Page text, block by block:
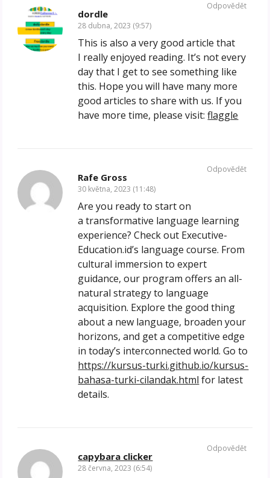
dordle
28 dubna, 2023 (9:57)
This is also a very good article that
I really enjoyed reading. It’s not every
day that I get to see something like
this. Hope you will have many more
good articles to share with us. If you
have more time, please visit:flaggle
Odpovědět
Rafe Gross
30 května, 2023 (11:48)
Are you ready to start on
a transformative language learning
experience? Check out Executive-
Education.id’s language course. From
cultural immersion to expert
guidance, our program offers an all-
natural strategy to language
acquisition. Explore the good thing
about a new language, broaden your
horizons, and get a competitive edge
in today’s interconnected world. Go to
https://kursus-turki.github.io/kursus-
bahasa-turki-cilandak.html for latest
details.
Odpovědět
capybara clicker
28 června, 2023 (6:54)
Odpovědět